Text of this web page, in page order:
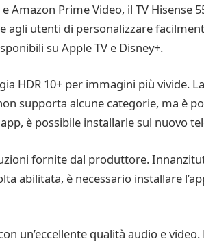
Prime Video, il TV Hisense
agli utenti di personalizzare
su Apple TV e Disney+.
HDR 10+ per immagini più vivide.
supporta alcune categorie, ma è
è possibile installarle sul nuovo
fornite dal produttore.
abilitata, è necessario installare
un’eccellente qualità audio e